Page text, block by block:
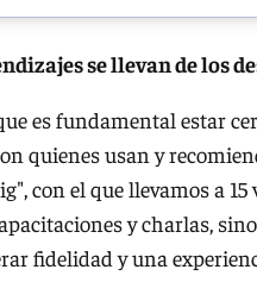
se llevan de los
es fundamental estar
quienes usan y
con el que llevamos a
y charlas,
fidelidad y una